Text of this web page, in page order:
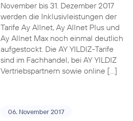
November bis 31. Dezember 2017
werden die Inklusivleistungen der
Tarife Ay Allnet, Ay Allnet Plus und
Ay Allnet Max noch einmal deutlich
aufgestockt. Die AY YILDIZ-Tarife
sind im Fachhandel, bei AY YILDIZ
Vertriebspartnern sowie online […]
06. November 2017